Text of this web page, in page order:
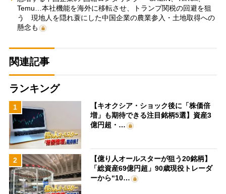
Temu…本社機能を海外に移転させ、トランプ関税の回避を狙
う 現地人を隠れ蓑にした中国企業の農業参入・土地取得への
懸念も
関連記事
ランキング
1
【キオクシア・ショック後に「株価倍
増」も期待できる注目銘柄5選】資産3
億円超・…
2
【億り人オールスターが狙う20銘柄】
「総資産69億円超」90歳現役トレーダ
ーから“10…